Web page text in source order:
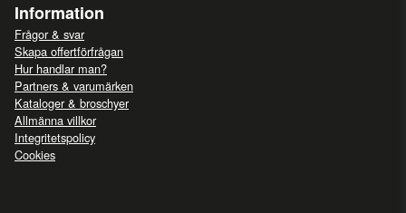
Information
Frågor & svar
Skapa offertförfrågan
Hur handlar man?
Partners & varumärken
Kataloger & broschyer
Allmänna villkor
Integritetspolicy
Cookies